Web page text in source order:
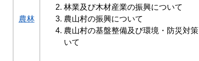
農林
林業及び木材産業の振興について
農山村の振興について
農山村の基盤整備及び環境・防災対
いて